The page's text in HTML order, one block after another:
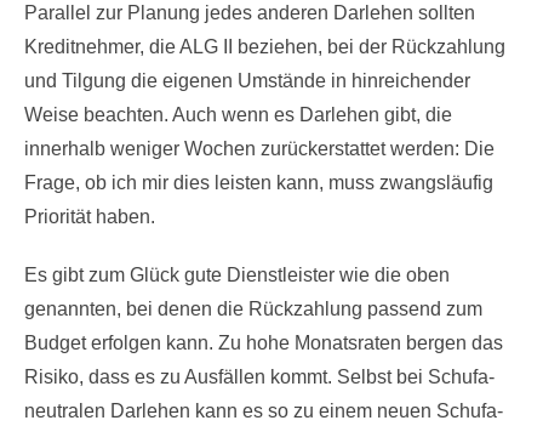
Parallel zur Planung jedes anderen Darlehen sollten
Kreditnehmer, die ALG II beziehen, bei der Rückzahlung
und Tilgung die eigenen Umstände in hinreichender
Weise beachten. Auch wenn es Darlehen gibt, die
innerhalb weniger Wochen zurückerstattet werden: Die
Frage, ob ich mir dies leisten kann, muss zwangsläufig
Priorität haben.
Es gibt zum Glück gute Dienstleister wie die oben
genannten, bei denen die Rückzahlung passend zum
Budget erfolgen kann. Zu hohe Monatsraten bergen das
Risiko, dass es zu Ausfällen kommt. Selbst bei Schufa-
neutralen Darlehen kann es so zu einem neuen Schufa-